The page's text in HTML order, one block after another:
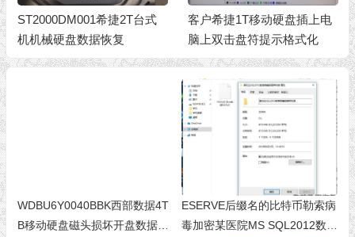
ST2000DM001希捷2T台式
机机械硬盘数据恢复
客户希捷1T移动硬盘插上电
脑上双击盘符提示格式化
WDBU6Y0040BBK西部数据4T
B移动硬盘磁头损坏开盘数据恢
ESERVE后缀名的比特币勒索病
毒加密某医院MS SQL2012数据